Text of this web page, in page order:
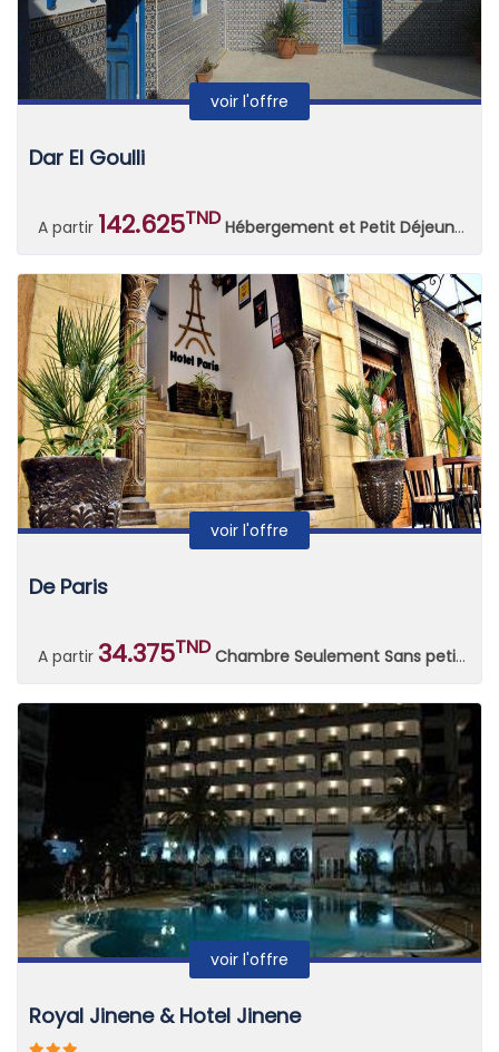
voir l'offre
Dar El Goulli
A partir 142.625TND Hébergement et Petit Déjeuner Continental
voir l'offre
De Paris
A partir 34.375TND Chambre Seulement Sans petit déjeuner
voir l'offre
Royal Jinene & Hotel Jinene